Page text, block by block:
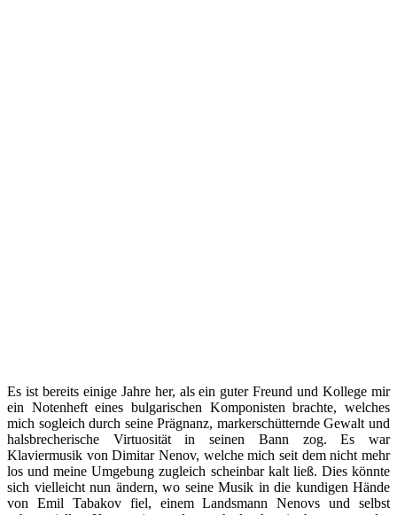
Es ist bereits einige Jahre her, als ein guter Freund und Kollege mir
ein Notenheft eines bulgarischen Komponisten brachte, welches
mich sogleich durch seine Prägnanz, markerschütternde Gewalt und
halsbrecherische Virtuosität in seinen Bann zog. Es war
Klaviermusik von Dimitar Nenov, welche mich seit dem nicht mehr
los und meine Umgebung zugleich scheinbar kalt ließ. Dies könnte
sich vielleicht nun ändern, wo seine Musik in die kundigen Hände
von Emil Tabakov fiel, einem Landsmann Nenovs und selbst